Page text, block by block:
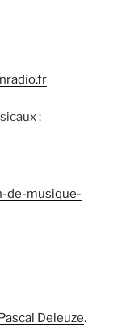
:
de-musique-
Deleuze.